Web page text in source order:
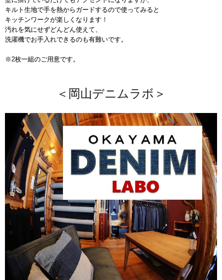
キルト生地で手を熱からガードするので使ってみると
キッチンワークが楽しくなります！
汚れを気にせずどんどん使えて、
洗濯機でお手入れできるのも有難いです。
※2枚一組のご用意です。
＜岡山デニムラボ＞